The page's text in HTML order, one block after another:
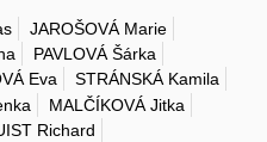
JAROŠOVÁ Marie
PAVLOVÁ Šárka
Eva
STRÁNSKÁ Kamila
MALČÍKOVÁ Jitka
Richard